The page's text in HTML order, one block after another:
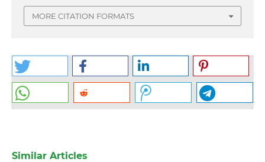
MORE CITATION FORMATS
Similar Articles